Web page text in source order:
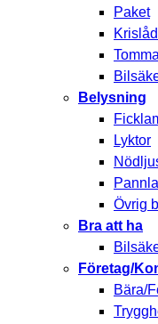
Paket
Belysning
Lyktor
Övrig
Bra att ha
Företag/
Bära/